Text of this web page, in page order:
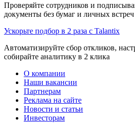
Проверяйте сотрудников и
документы без бумаг и личных встреч
Ускорьте подбор в 2 раза с Talantix
Автоматизируйте сбор откликов,
собирайте аналитику в 2 клика
О компании
Наши вакансии
Партнерам
Реклама на сайте
Новости и статьи
Инвесторам